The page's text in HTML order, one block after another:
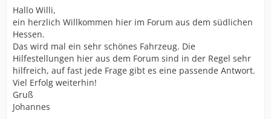
Hallo Willi,
ein herzlich Willkommen hier im Forum aus dem südlichen
Hessen.
Das wird mal ein sehr schönes Fahrzeug. Die
Hilfestellungen hier aus dem Forum sind in der Regel sehr
hilfreich, auf fast jede Frage gibt es eine passende Antwort.
Viel Erfolg weiterhin!
Gruß
Johannes